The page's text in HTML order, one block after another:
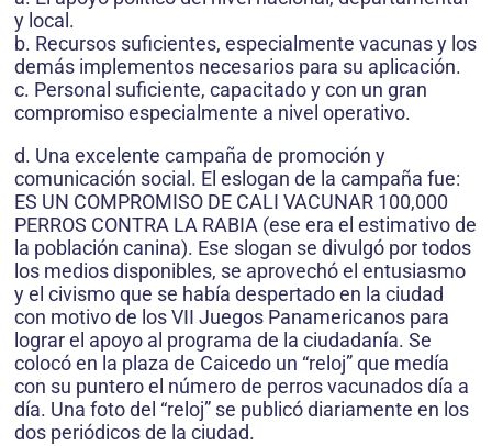
y local.
b. Recursos suficientes, especialmente vacunas y los
demás implementos necesarios para su aplicación.
c. Personal suficiente, capacitado y con un gran
compromiso especialmente a nivel operativo.
d. Una excelente campaña de promoción y
comunicación social. El eslogan de la campaña fue:
ES UN COMPROMISO DE CALI VACUNAR 100,000
PERROS CONTRA LA RABIA (ese era el estimativo de
la población canina). Ese slogan se divulgó por todos
los medios disponibles, se aprovechó el entusiasmo
y el civismo que se había despertado en la ciudad
con motivo de los VII Juegos Panamericanos para
lograr el apoyo al programa de la ciudadanía. Se
colocó en la plaza de Caicedo un “reloj” que medía
con su puntero el número de perros vacunados día a
día. Una foto del “reloj” se publicó diariamente en los
dos periódicos de la ciudad.